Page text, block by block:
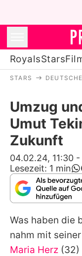
RoyalsStars
Alle
STARS
Umzug
Umut
Zukunft
04.02.24, 11:30 -
Lesezeit: 1 min
Was haben die
nahm mit
Maria Herz (32)